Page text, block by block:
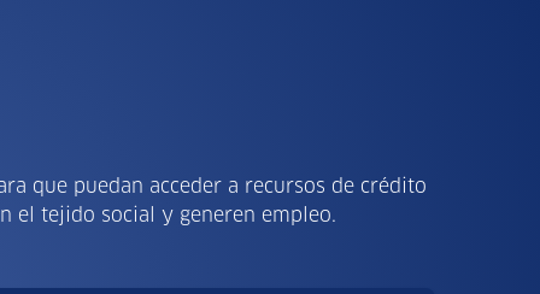
que puedan acceder a recursos de crédito
el tejido social y generen empleo.